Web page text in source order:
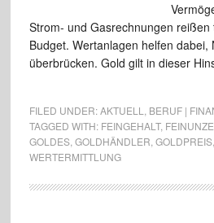
Strom- und Gasrechnungen
Budget. Wertanlagen helfen dabei,
überbrücken. Gold gilt in dieser
FILED UNDER:AKTUELL
BERUF |
TAGGED WITH: FEINGEHALT, FEINUNZE
GOLDES, GOLDHÄNDLER GOLDPREIS,
WERTERMITTLUNG